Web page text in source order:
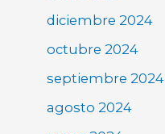
diciembre 2024
octubre 2024
septiembre 2024
agosto 2024